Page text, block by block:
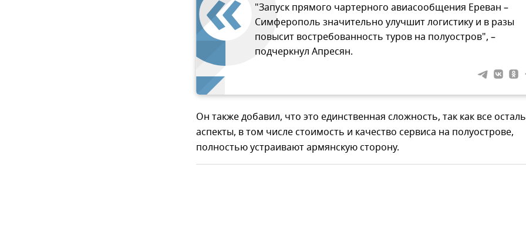
"Запуск прямого чартерного авиасообщения Ереван –
Симферополь значительно улучшит логистику и в разы
повысит востребованность туров на полуостров", –
подчеркнул Апресян.
Он также добавил, что это единственная сложность, так как все
аспекты, в том числе стоимость и качество сервиса на полуострове,
полностью устраивают армянскую сторону.